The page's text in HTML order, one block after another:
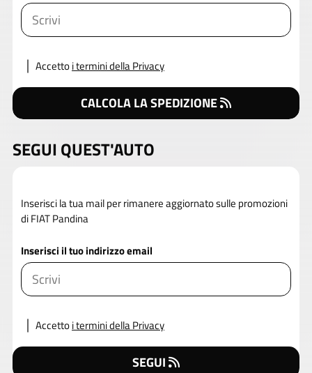
Accettoi termini della Privacy
CALCOLA LA SPEDIZIONE
SEGUI QUEST'AUTO
Inserisci la tua mail per rimanere aggiornato sulle promozioni
di FIAT Pandina
Inserisci il tuo indirizzo email
Accettoi termini della Privacy
SEGUI